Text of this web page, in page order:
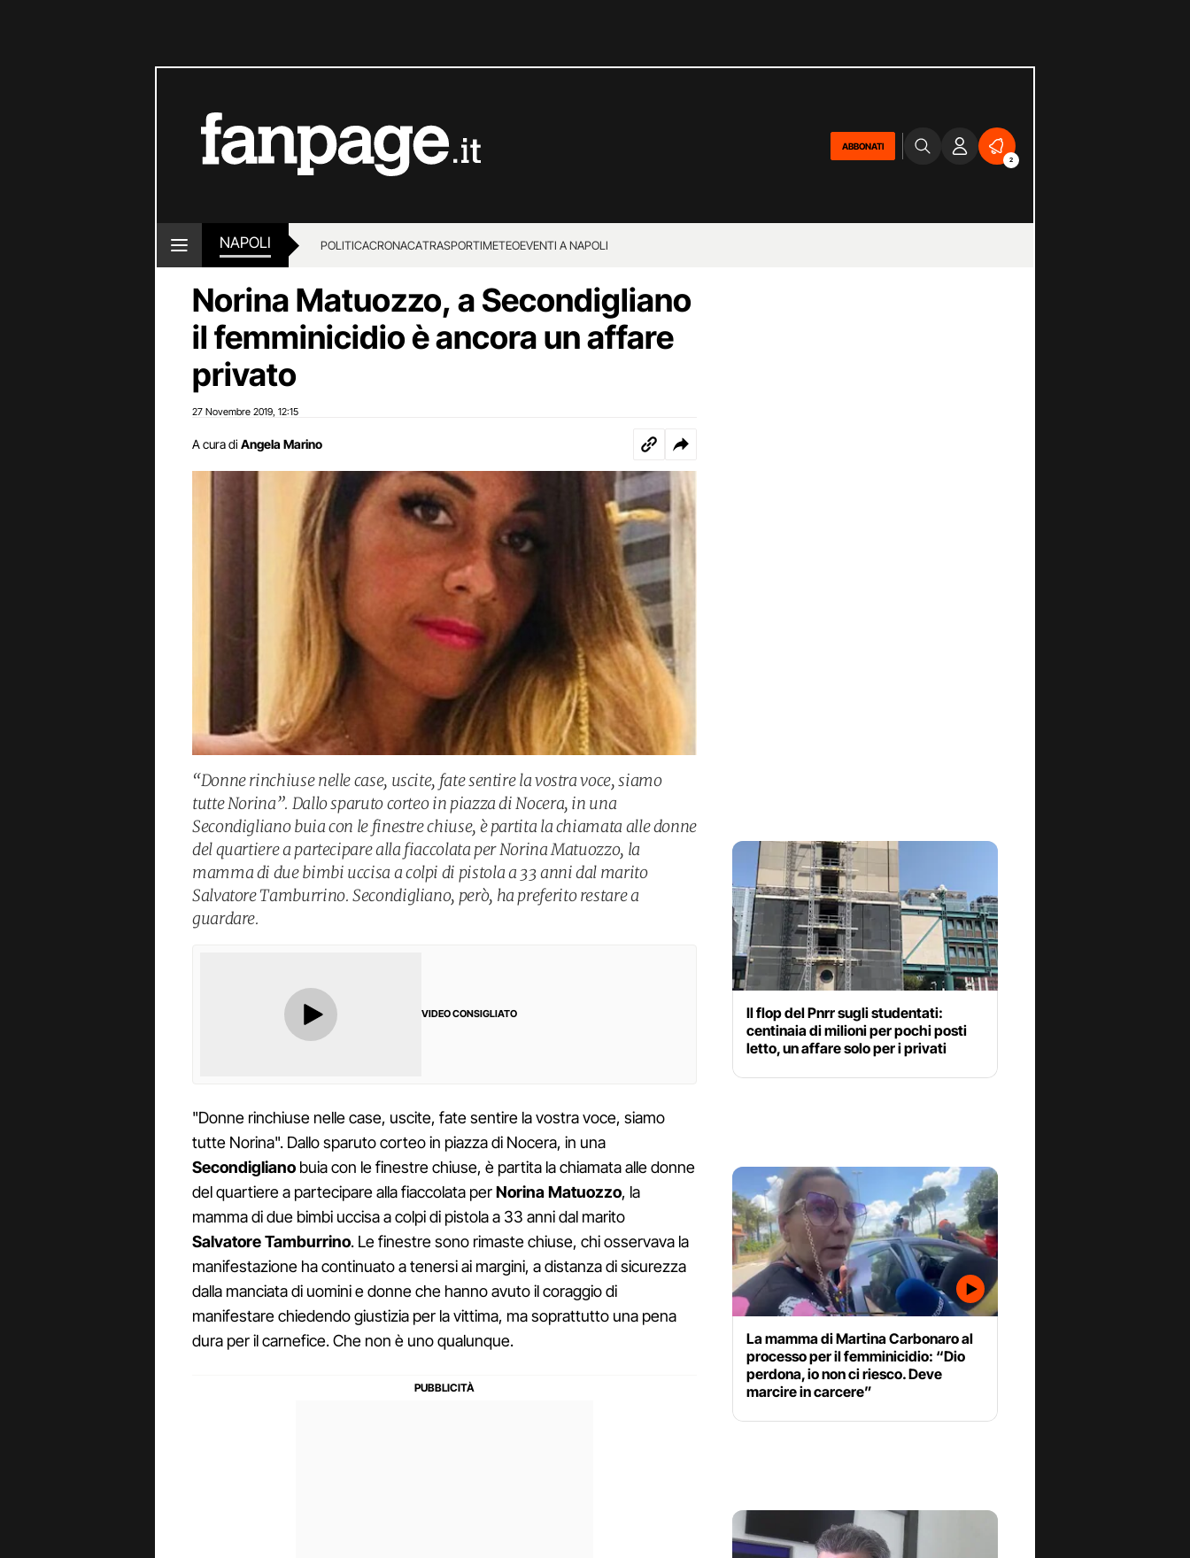
ABBONATI
2
NAPOLI POLITICACRONACATRASPORTIMETEOEVENTI A NAPOLI
Norina Matuozzo, a Secondigliano
il femminicidio è ancora un affare
privato
27 Novembre 2019 12:15
A cura di Angela Marino
“Donne rinchiuse nelle case, uscite, fate sentire la vostra voce, siamo
tutte Norina”. Dallo sparuto corteo in piazza di Nocera, in una
Secondigliano buia con le finestre chiuse, è partita la chiamata alle donne
del quartiere a partecipare alla fiaccolata per Norina Matuozzo, la
mamma di due bimbi uccisa a colpi di pistola a 33 anni dal marito
Salvatore Tamburrino. Secondigliano, però, ha preferito restare a
guardare.
VIDEO CONSIGLIATO
"Donne rinchiuse nelle case, uscite, fate sentire la vostra voce, siamo
tutte Norina". Dallo sparuto corteo in piazza di Nocera, in una
Secondigliano buia con le finestre chiuse, è partita la chiamata alle donne
del quartiere a partecipare alla fiaccolata perNorina Matuozzo, la
mamma di due bimbi uccisa a colpi di pistola a 33 anni dal marito
Salvatore Tamburrino. Le finestre sono rimaste chiuse, chi osservava la
manifestazione ha continuato a tenersi ai margini, a distanza di sicurezza
dalla manciata di uomini e donne che hanno avuto il coraggio di
manifestare chiedendo giustizia per la vittima, ma soprattutto una pena
dura per il carnefice. Che non è uno qualunque.
Il flop del Pnrr sugli studentati:
centinaia di milioni per pochi posti
letto, un affare solo per i privati
La mamma di Martina Carbonaro al
processo per il femminicidio: “Dio
perdona, io non ci riesco. Deve
marcire in carcere”